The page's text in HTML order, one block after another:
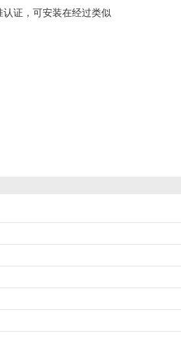
证，可安装在经过类似